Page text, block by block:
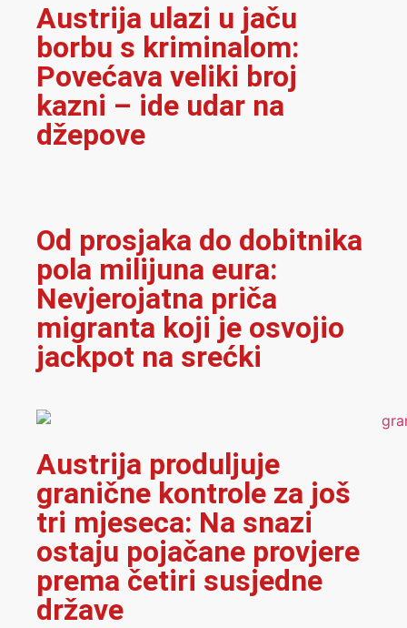
Austrija ulazi u jaču
borbu s kriminalom:
Povećava veliki broj
kazni – ide udar na
džepove
Od prosjaka do dobitnika
pola milijuna eura:
Nevjerojatna priča
migranta koji je osvojio
jackpot na srećki
Austrija produljuje
granične kontrole za još
tri mjeseca: Na snazi
ostaju pojačane provjere
prema četiri susjedne
države